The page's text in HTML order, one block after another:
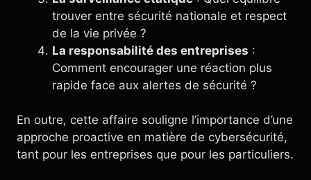
trouver entre sécurité nationale et respect
de la vie privée ?
La responsabilité des entreprises :
Comment encourager une réaction plus
rapide face aux alertes de sécurité ?
En outre, cette affaire souligne l’importance d’une
approche proactive en matière de cybersécurité,
tant pour les entreprises que pour les particuliers.